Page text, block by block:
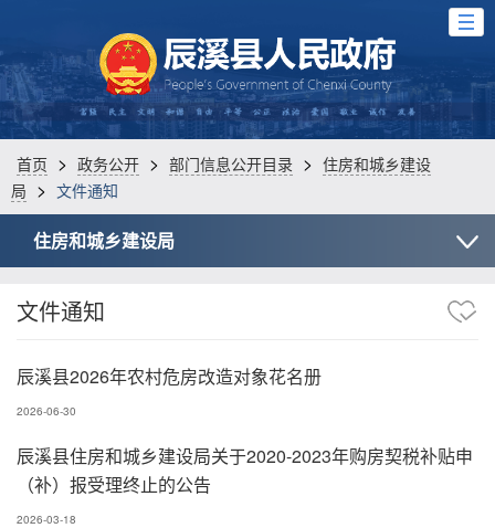
首页 > 政务公开 > 部门信息公开目录 > 住房和城乡建设
局 > 文件通知
住房和城乡建设局
文件通知
辰溪县2026年农村危房改造对象花名册
2026-06-30
辰溪县住房和城乡建设局关于2020-2023年购房契税补贴申
（补）报受理终止的公告
2026-03-18